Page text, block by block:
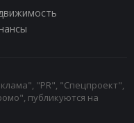
"PR", "Спецпроект",
публикуются на